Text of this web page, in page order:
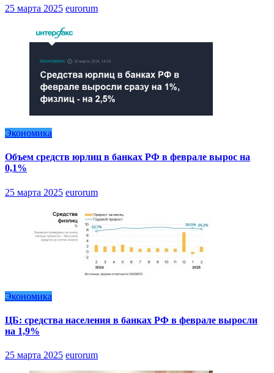
25 марта 2025 eurorum
Экономика
Объем средств юрлиц в банках РФ в феврале вырос на
0,1%
25 марта 2025 eurorum
Экономика
ЦБ: средства населения в банках РФ в феврале выросли
на 1,9%
25 марта 2025 eurorum